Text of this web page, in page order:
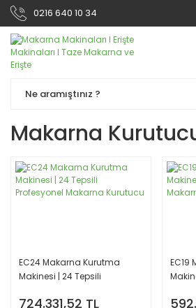
0216 640 10 34
Makarna
EC24 Makarna Kurutma
Makinesi | 24 Tepsili
Kurutucu
724.331,52 TL
EC19